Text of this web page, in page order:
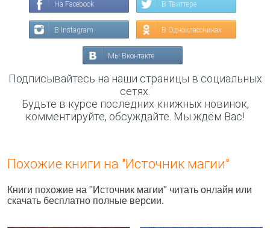
На Facebook В Твиттере
В Instagram В Одноклассниках
Мы Вконтакте
Подписывайтесь на наши страницы в социальных
сетях.
Будьте в курсе последних книжных новинок,
комментируйте, обсуждайте. Мы ждём Вас!
Похожие книги на "Источник магии"
Книги похожие на "Источник магии" читать онлайн или
скачать бесплатно полные версии.